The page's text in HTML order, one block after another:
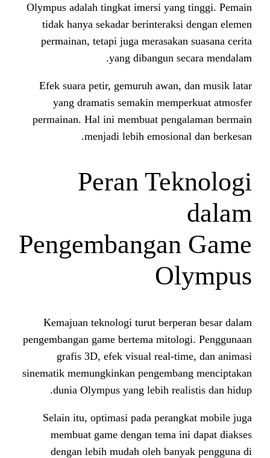
Olympus adalah tingkat imersi
tidak hanya sekadar
permainan, tetapi juga
yang dibangun
Efek suara petir, gemuruh
yang dramatis semakin
permainan. Hal ini membuat
menjadi lebih
Peran
Kemajuan teknologi turut
pengembangan game bertema
grafis 3D, efek visual real-
sinematik memungkinkan
dunia Olympus yang lebih
Selain itu, optimasi pada
membuat game dengan
dengan lebih mudah oleh